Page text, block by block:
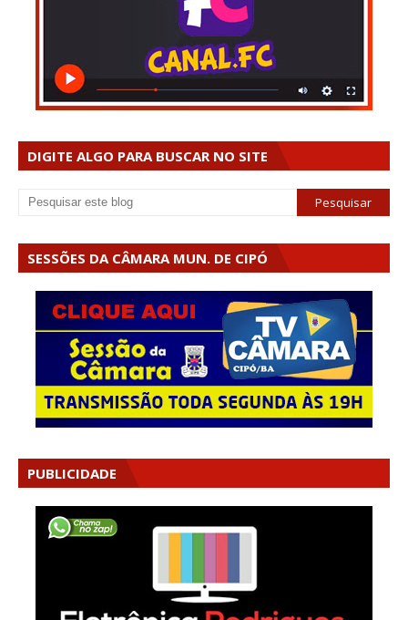
DIGITE ALGO PARA BUSCAR NO SITE
SESSÕES DA CÂMARA MUN. DE CIPÓ
PUBLICIDADE